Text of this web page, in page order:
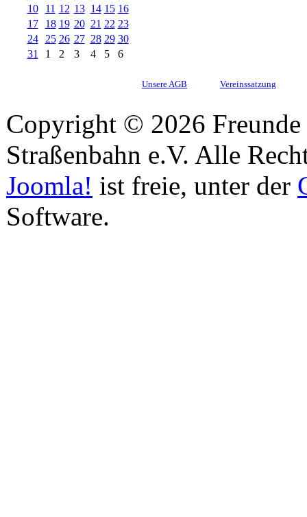
10
11 12 13 14 15 16
17
18 19 20 21 22 23
24
25 26 27 28 29 30
31
1 2 3 4 5 6
Unsere AGB Vereinssatzung
Copyright © 2026
Straßenbahn e.V. Alle
Joomla! ist freie, unter der
Software.